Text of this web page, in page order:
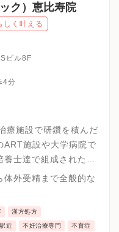
ク）恵比寿院
しく叶える
ビル8F
4分
療施設で研鑽を積んだ
ART施設や大学病院で
士達で組成されたハ
ニックです。
外受精まで全般的な
漢方処方
駅近 不妊治療専門 不育症